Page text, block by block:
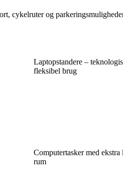
cykelruter og
Laptopstandere –
fleksibel brug
Computertasker med
rum